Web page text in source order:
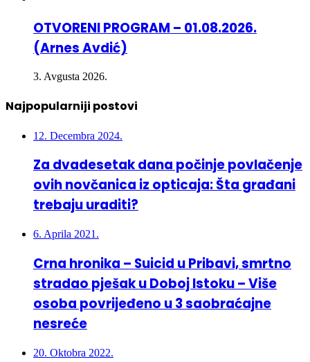
OTVORENI PROGRAM – 01.08.2026.
(Arnes Avdić)
3. Avgusta 2026.
Najpopularniji postovi
12. Decembra 2024.
Za dvadesetak dana počinje povlačenje
ovih novčanica iz opticaja: Šta građani
trebaju uraditi?
6. Aprila 2021.
Crna hronika – Suicid u Pribavi, smrtno
stradao pješak u Doboj Istoku – Više
osoba povrijeđeno u 3 saobraćajne
nesreće
20. Oktobra 2022.